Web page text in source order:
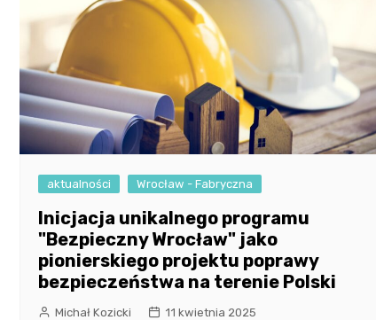
aktualności Wrocław - Fabryczna
Inicjacja unikalnego programu
"Bezpieczny Wrocław" jako
pionierskiego projektu poprawy
bezpieczeństwa na terenie Polski
Michał Kozicki 11 kwietnia 2025